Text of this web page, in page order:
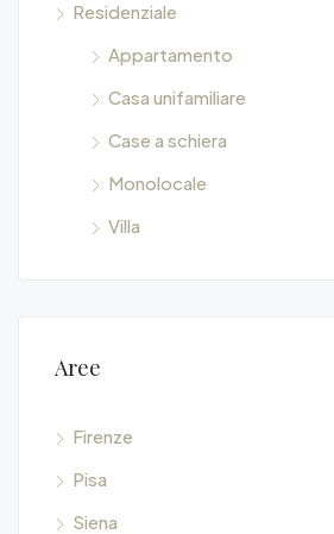
Residenziale
Appartamento
Casa unifamiliare
Case a schiera
Monolocale
Villa
Aree
Firenze
Pisa
Siena